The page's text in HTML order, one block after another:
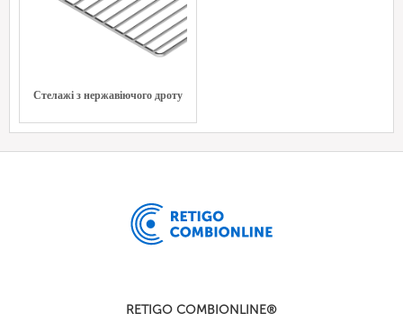
Стелажі з нержавіючого дроту
RETIGO COMBIONLINE®